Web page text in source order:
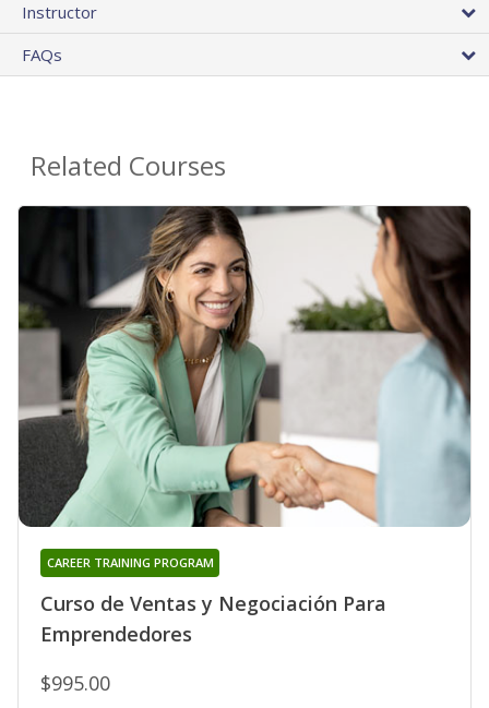
Instructor
FAQs
Related Courses
Curso de Ventas y Negociación Para
Emprendedores
CAREER TRAINING PROGRAM
$995.00